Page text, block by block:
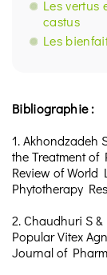
Les vertus
castus
Les
Bibliographie :
1. Akhondzadeh
the Treatment of
Review of World
Phytotherapy
2. Chaudhuri S
Popular Vitex
Journal of